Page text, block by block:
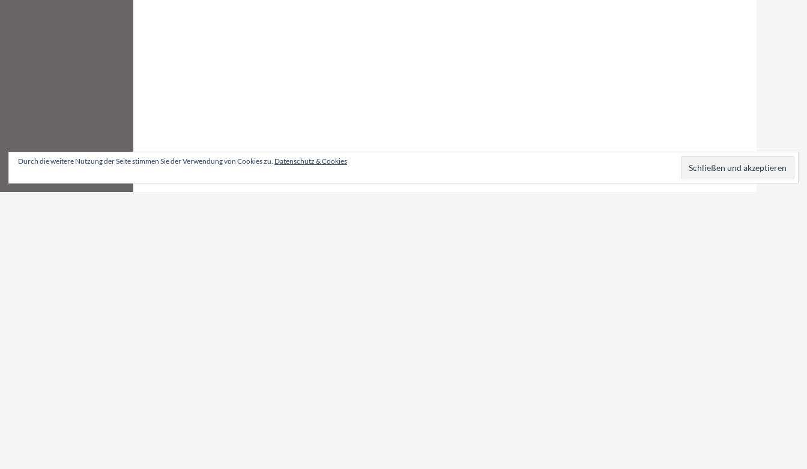
Durch die weitere Nutzung der Seite stimmen Sie der Verwendung von Cookies zu. Datenschutz & Cookies